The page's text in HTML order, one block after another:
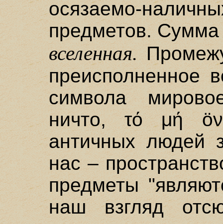
осязаемо-
предметов. Сумма
вселенная.
преисполненное
символа
ничто, τό μή
античных людей
нас –
предметы
наш взгляд